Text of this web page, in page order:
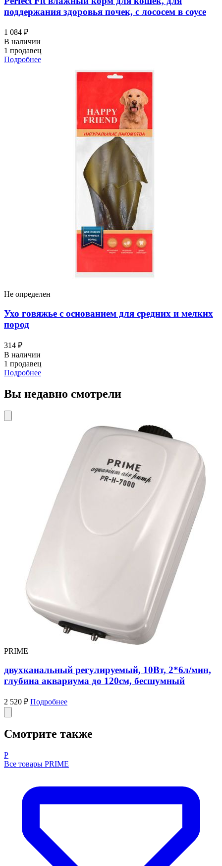
поддержания здоровья почек, с лососем в соусе
1 084 ₽
В наличии
1 продавец
Подробнее
Не определен
Ухо говяжье с основанием для средних и мелких
пород
314 ₽
В наличии
1 продавец
Подробнее
Вы недавно смотрели
PRIME
двухканальный регулируемый, 10Вт, 2*6л/мин,
глубина аквариума до 120см, бесшумный
2 520 ₽ Подробнее
Смотрите также
P
Все товары PRIME